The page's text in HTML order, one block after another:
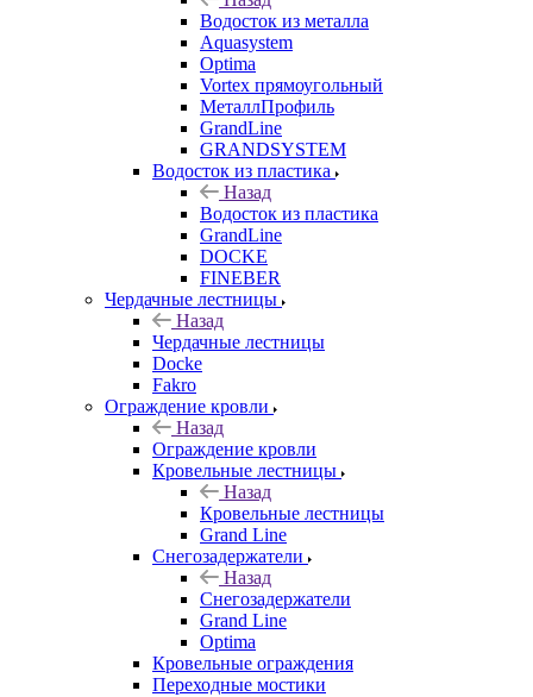
Водосток из металла
Aquasystem
Optima
Vortex прямоугольный
МеталлПрофиль
GrandLine
GRANDSYSTEM
Водосток из пластика
Назад
Водосток из пластика
GrandLine
DOCKE
FINEBER
Чердачные лестницы
Назад
Чердачные лестницы
Docke
Fakro
Ограждение кровли
Назад
Ограждение кровли
Кровельные лестницы
Назад
Кровельные лестницы
Grand Line
Снегозадержатели
Назад
Снегозадержатели
Grand Line
Optima
Кровельные ограждения
Переходные мостики